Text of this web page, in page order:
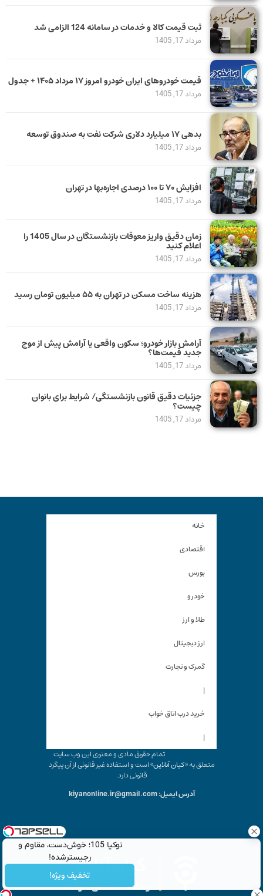
نوکیا 105؛ خوش‌دست، مقاوم و
رجیسترشده!
تخفیف ویژه!
ثبت قیمت کالا و خدمات در سامانه 124 الزامی شد
مرداد 17, 1405
قیمت خودرو‌های ایران خودرو امروز ۱۷ مرداد ۱۴۰۵ + جدول
مرداد 17, 1405
بدهی ١٧ میلیارد دلاری شرکت نفت به صندوق توسعه
مرداد 17, 1405
افزایش ۷۰ تا ۱۰۰ درصدی اجاره‌بها در تهران
مرداد 17, 1405
زمان دقیق واریز معوقات بازنشستگان در سال 1405 را
اعلام کنید
مرداد 17, 1405
هزینه ساخت مسکن در تهران به ۵۵ میلیون تومان رسید
مرداد 17, 1405
آرامش بازار خودرو؛ سکون واقعی یا آرامش پیش از موج
جدید قیمت‌ها؟
مرداد 17, 1405
جزئیات دقیق قانون بازنشستگی/ شرایط برای بانوان
چیست؟
مرداد 17, 1405
خانه
اقتصادی
بورس
خودرو
طلا و ارز
ارز دیجیتال
گمرک و تجارت
|
خرید درب اتاق خواب
|
تمام حقوق مادی و معنوی این وب سایت
متعلق به «کیان آنلاین» است و استفاده غیر قانونی از آن پیگرد
قانونی دارد.
آدرس ایمیل: kiyanonline.ir@gmail.com